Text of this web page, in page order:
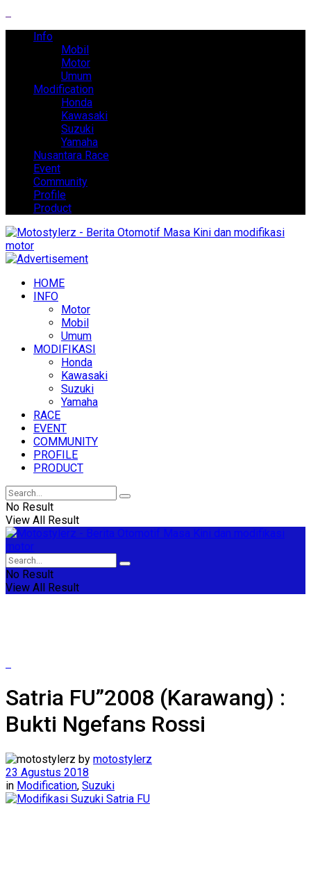
Info
Mobil
Motor
Umum
Modification
Honda
Kawasaki
Suzuki
Yamaha
Nusantara Race
Event
Community
Profile
Product
HOME
INFO
Motor
Mobil
Umum
MODIFIKASI
Honda
Kawasaki
Suzuki
Yamaha
RACE
EVENT
COMMUNITY
PROFILE
PRODUCT
No Result
View All Result
No Result
View All Result
Satria FU”2008 (Karawang) :
Bukti Ngefans Rossi
by motostylerz
23 Agustus 2018
in Modification, Suzuki